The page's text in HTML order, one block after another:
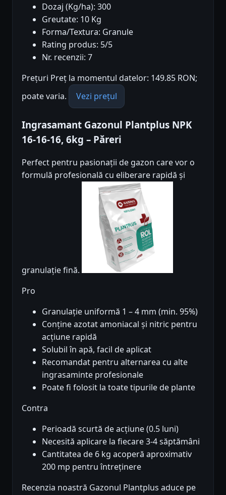
Dozaj (Kg/ha): 300
Greutate: 10 Kg
Forma/Textura: Granule
Rating produs: 5/5
Nr. recenzii: 7
Prețuri Preț la momentul datelor: 149.85 RON;
poate varia.
Vezi prețul
Ingrasamant Gazonul Plantplus NPK
16-16-16, 6kg – Păreri
Perfect pentru pasionații de gazon care vor o
formulă profesională cu eliberare rapidă și
granulație fină.
Pro
Granulație uniformă 1 – 4 mm (min. 95%)
Conține azotat amoniacal și nitric pentru
acțiune rapidă
Solubil în apă, facil de aplicat
Recomandat pentru alternarea cu alte
ingrasaminte profesionale
Poate fi folosit la toate tipurile de plante
Contra
Perioadă scurtă de acțiune (0.5 luni)
Necesită aplicare la fiecare 3-4 săptămâni
Cantitatea de 6 kg acoperă aproximativ
200 mp pentru întreținere
Recenzia noastră Gazonul Plantplus aduce pe